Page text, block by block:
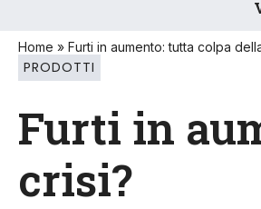
Home » Furti in aumento: tutta colpa
PRODOTTI
Furti in
crisi?